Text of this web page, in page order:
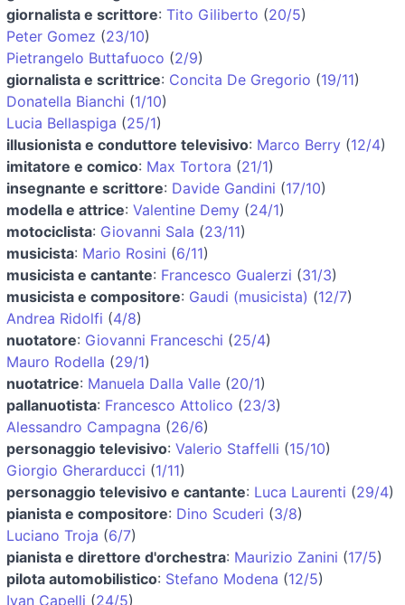
giornalista e scrittore: Tito Giliberto (20/5)
Peter Gomez (23/10)
Pietrangelo Buttafuoco (2/9)
giornalista e scrittrice: Concita De Gregorio (19/11)
Donatella Bianchi (1/10)
Lucia Bellaspiga (25/1)
illusionista e conduttore televisivo: Marco Berry (12/4)
imitatore e comico: Max Tortora (21/1)
insegnante e scrittore: Davide Gandini (17/10)
modella e attrice: Valentine Demy (24/1)
motociclista: Giovanni Sala (23/11)
musicista: Mario Rosini (6/11)
musicista e cantante: Francesco Gualerzi (31/3)
musicista e compositore: Gaudi (musicista) (12/7)
Andrea Ridolfi (4/8)
nuotatore: Giovanni Franceschi (25/4)
Mauro Rodella (29/1)
nuotatrice: Manuela Dalla Valle (20/1)
pallanuotista: Francesco Attolico (23/3)
Alessandro Campagna (26/6)
personaggio televisivo: Valerio Staffelli (15/10)
Giorgio Gherarducci (1/11)
personaggio televisivo e cantante: Luca Laurenti (29/4)
pianista e compositore: Dino Scuderi (3/8)
Luciano Troja (6/7)
pianista e direttore d'orchestra: Maurizio Zanini (17/5)
pilota automobilistico: Stefano Modena (12/5)
Ivan Capelli (24/5)